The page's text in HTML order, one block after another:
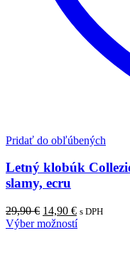
Pridať do obľúbených
Letný klobúk
slamy, ecru
29,90€ Pôvodná
cena
14,90 €Aktuálna
cena
s DPH
Výber možností